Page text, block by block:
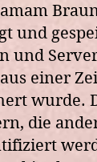
und
und
aus einer
die